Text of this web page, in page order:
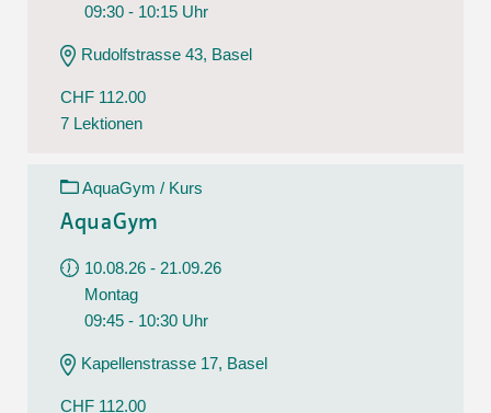
09:30 - 10:15 Uhr
Rudolfstrasse 43, Basel
CHF 112.00
7 Lektionen
AquaGym / Kurs
AquaGym
10.08.26 - 21.09.26
Montag
09:45 - 10:30 Uhr
Kapellenstrasse 17, Basel
CHF 112.00